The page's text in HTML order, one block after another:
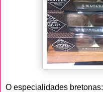
O especialidades bretonas: